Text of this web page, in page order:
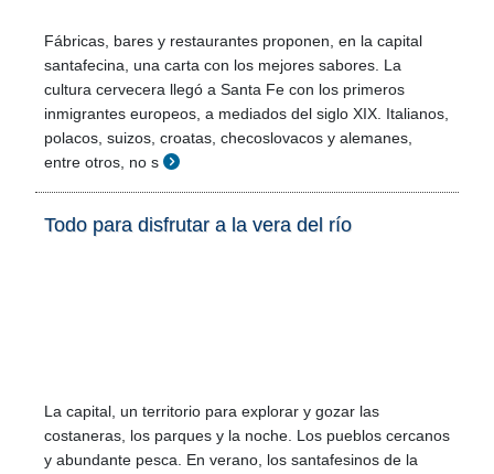
Fábricas, bares y restaurantes proponen, en la capital
santafecina, una carta con los mejores sabores. La
cultura cervecera llegó a Santa Fe con los primeros
inmigrantes europeos, a mediados del siglo XIX. Italianos,
polacos, suizos, croatas, checoslovacos y alemanes,
entre otros, no s
Todo para disfrutar a la vera del río
La capital, un territorio para explorar y gozar las
costaneras, los parques y la noche. Los pueblos cercanos
y abundante pesca. En verano, los santafesinos de la